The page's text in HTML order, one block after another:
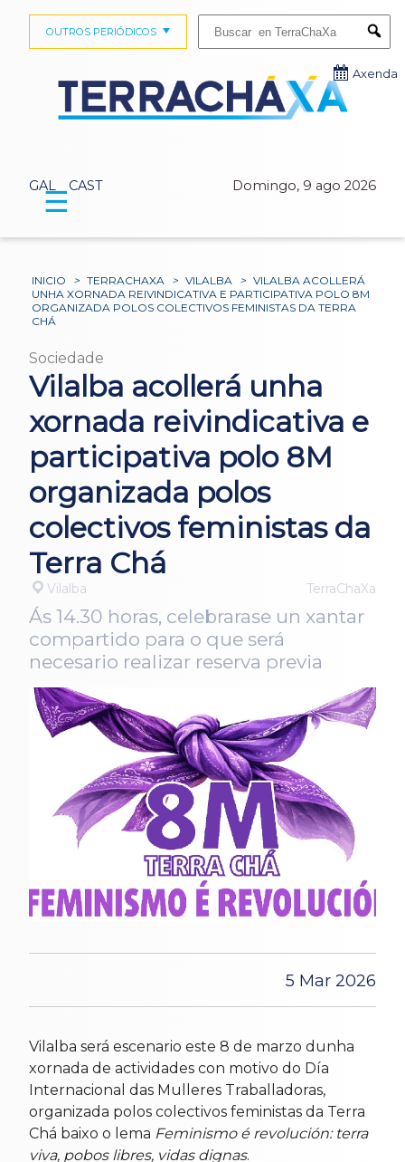
GAL CAST Domingo, 9 ago 2026
OUTROS PERIÓDICOS
Axenda
☰
INICIO > TERRACHAXA > VILALBA > VILALBA ACOLLERÁ
UNHA XORNADA REIVINDICATIVA E PARTICIPATIVA POLO 8M
ORGANIZADA POLOS COLECTIVOS FEMINISTAS DA TERRA
CHÁ
Sociedade
Vilalba acollerá unha
xornada reivindicativa e
participativa polo 8M
organizada polos
colectivos feministas da
Terra Chá
Vilalba TerraChaXa
Ás 14.30 horas, celebrarase un xantar
compartido para o que será
necesario realizar reserva previa
5 Mar 2026
Vilalba será escenario este 8 de marzo dunha
xornada de actividades con motivo do Día
Internacional das Mulleres Traballadoras,
organizada polos colectivos feministas da Terra
Chá baixo o lema Feminismo é revolución: terra
viva, pobos libres, vidas dignas.